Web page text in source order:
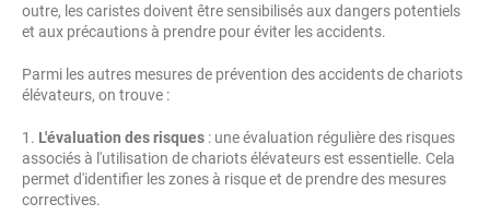
outre, les caristes doivent être sensibilisés aux dangers potentiels
et aux précautions à prendre pour éviter les accidents.
Parmi les autres mesures de prévention des accidents de chariots
élévateurs, on trouve :
1. L'évaluation des risques : une évaluation régulière des risques
associés à l'utilisation de chariots élévateurs est essentielle. Cela
permet d'identifier les zones à risque et de prendre des mesures
correctives.